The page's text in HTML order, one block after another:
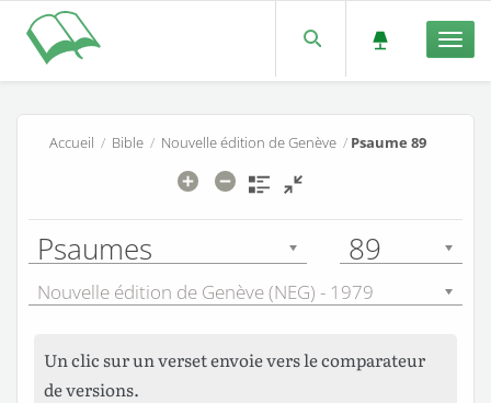
Accueil / Bible / Nouvelle édition de Genève / Psaume 89
Psaumes 89
Nouvelle édition de Genève (NEG) - 1979
Un clic sur un verset envoie vers le comparateur
de versions.